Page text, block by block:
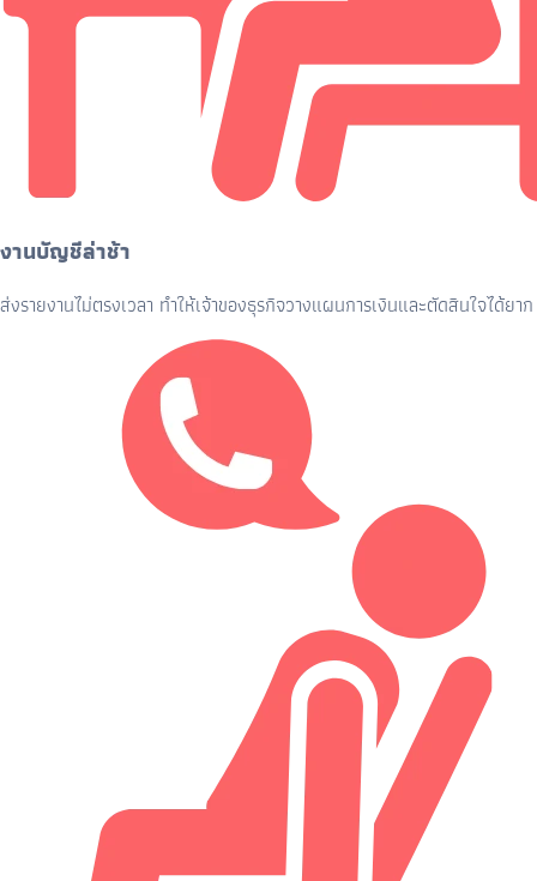
งานบัญชีล่าช้า
ส่งรายงานไม่ตรงเวลา ทำให้เจ้าของธุรกิจวางแผนการเงินและตัดสินใจได้ยาก